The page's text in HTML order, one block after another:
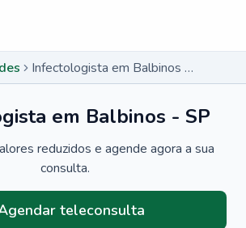
Infectologista em Balbinos - SP
em Balbinos - SP
reduzidos e agende agora a sua
consulta.
teleconsulta